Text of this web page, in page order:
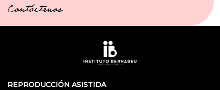
Contáctenos
REPRODUCCIÓN ASISTIDA